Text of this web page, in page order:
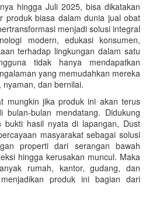
hingga Juli 2025, bisa dikatakan
produk biasa dalam dunia jual obat
menjadi solusi integral
modern, edukasi konsumen,
terhadap lingkungan dalam satu
tidak hanya mendapatkan
yang memudahkan mereka
dan bernilai.
mungkin jika produk ini akan terus
bulan-bulan mendatang. Didukung
bukti hasil nyata di lapangan, Dust
masyarakat sebagai solusi
properti dari serangan bawah
hingga kerusakan muncul. Maka
rumah, kantor, gudang, dan
produk ini bagian dari